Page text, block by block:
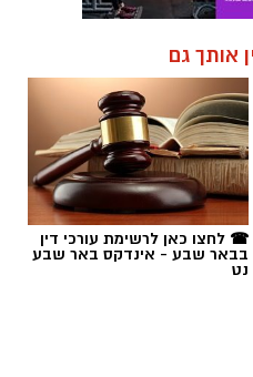
☎ לחצו כאן לרשימת עורכי דין
בבאר שבע - אינדקס באר שבע
נט
אותרה גופתו של